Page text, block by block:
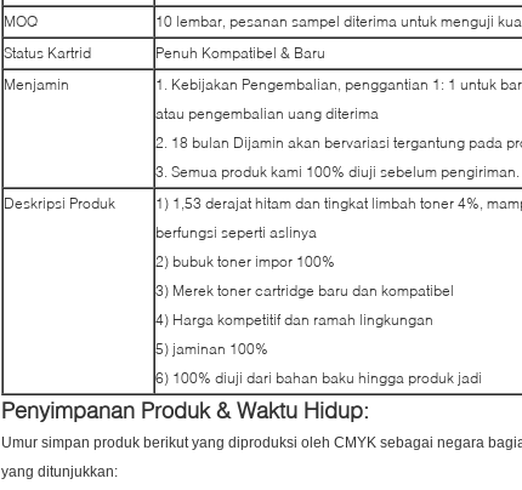
MOQ
10 lembar, pesanan sampel diterima untuk menguji
Status Kartrid
Penuh Kompatibel & Baru
Menjamin
1. Kebijakan Pengembalian, penggantian 1: 1 untuk
atau pengembalian uang diterima
2. 18 bulan Dijamin akan bervariasi tergantung pada
3. Semua produk kami 100% diuji sebelum pengiriman.
Deskripsi Produk
1) 1,53 derajat hitam dan tingkat limbah toner 4%,
berfungsi seperti aslinya
2) bubuk toner impor 100%
3) Merek toner cartridge baru dan kompatibel
4) Harga kompetitif dan ramah lingkungan
5) jaminan 100%
6) 100% diuji dari bahan baku hingga produk jadi
Penyimpanan Produk & Waktu Hidup:
Umur simpan produk berikut yang diproduksi oleh CMYK sebagai negara
yang ditunjukkan: